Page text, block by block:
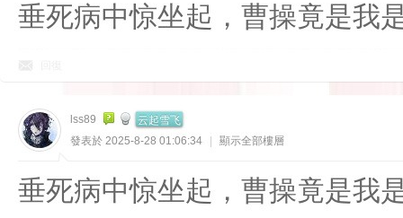
垂死病中惊坐起，曹操竟是我
lss89 云起雪飞
發表於 2025-8-28 01:06:34 顯示全部樓層
垂死病中惊坐起，曹操竟是我